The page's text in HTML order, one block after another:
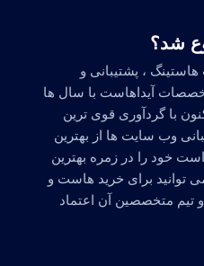
شد؟
، پشتیبانی و
آیداهاست با سال ها
با گردآوری قوی ترین
وب سایت ها از بهترین
خود را در زمره بهترین
برای خرید هاست و
تیم متخصصین آن اعتماد